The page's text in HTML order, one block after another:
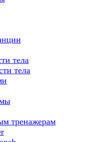
тела
тела
тренажерам